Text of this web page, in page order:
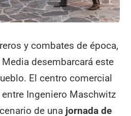
y combates de época,
desembarcará este
El centro comercial
Ingeniero Maschwitz
de una jornada de